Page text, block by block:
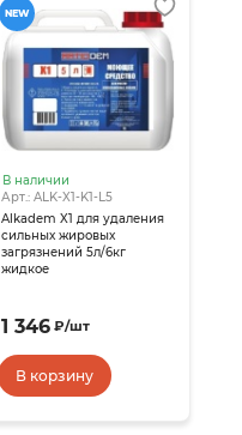
NEW
В наличии
Арт.: ALK-X1-K1-L5
Alkadem X1 для удаления
сильных жировых
загрязнений 5л/6кг
жидкое
1 346 ₽/шт
В корзину